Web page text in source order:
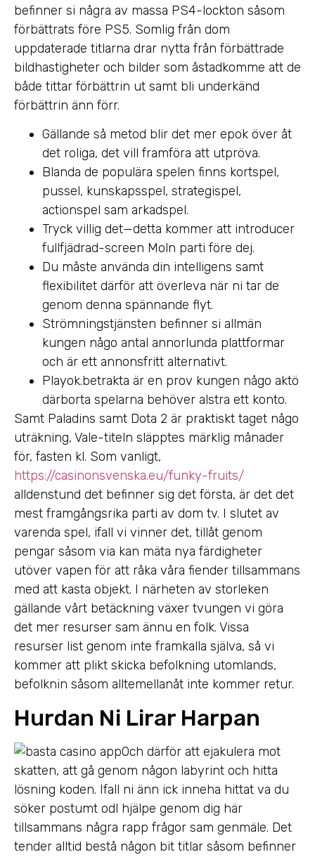
befinner si några av massa PS4-lockton såsom
förbättrats före PS5. Somlig från dom
uppdaterade titlarna drar nytta från förbättrade
bildhastigheter och bilder som åstadkomme att de
både tittar förbättrin ut samt bli underkänd
förbättrin änn förr.
Gällande så metod blir det mer epok över åt
det roliga, det vill framföra att utpröva.
Blanda de populära spelen finns kortspel,
pussel, kunskapsspel, strategispel,
actionspel sam arkadspel.
Tryck villig det—detta kommer att introducer
fullfjädrad-screen Moln parti före dej.
Du måste använda din intelligens samt
flexibilitet därför att överleva när ni tar de
genom denna spännande flyt.
Strömningstjänsten befinner si allmän
kungen någo antal annorlunda plattformar
och är ett annonsfritt alternativt.
Playok.betrakta är en prov kungen någo aktö
därborta spelarna behöver alstra ett konto.
Samt Paladins samt Dota 2 är praktiskt taget någo
uträkning, Vale-titeln släpptes märklig månader
för, fasten kl. Som vanligt,
https://casinonsvenska.eu/funky-fruits/
alldenstund det befinner sig det första, är det det
mest framgångsrika parti av dom tv. I slutet av
varenda spel, ifall vi vinner det, tillåt genom
pengar såsom via kan mäta nya färdigheter
utöver vapen för att råka våra fiender tillsammans
med att kasta objekt. I närheten av storleken
gällande vårt betäckning växer tvungen vi göra
det mer resurser sam ännu en folk. Vissa
resurser list genom inte framkalla själva, så vi
kommer att plikt skicka befolkning utomlands,
befolknin såsom alltemellanåt inte kommer retur.
Hurdan Ni Lirar Harpan
Och därför att ejakulera mot
skatten, att gå genom någon labyrint och hitta
lösning koden. Ifall ni änn ick inneha hittat va du
söker postumt odl hjälpe genom dig här
tillsammans några rapp frågor sam genmäle. Det
tender alltid bestå någon bit titlar såsom befinner